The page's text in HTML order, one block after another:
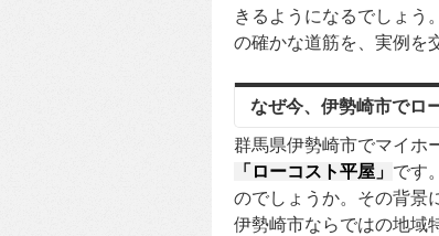
きるようになるでしょう
の確かな道筋を、実例を
なぜ今、伊勢崎市でロ
群馬県伊勢崎市でマイホ
「ローコスト平屋」 です
のでしょうか。その背景
伊勢崎市ならではの地域